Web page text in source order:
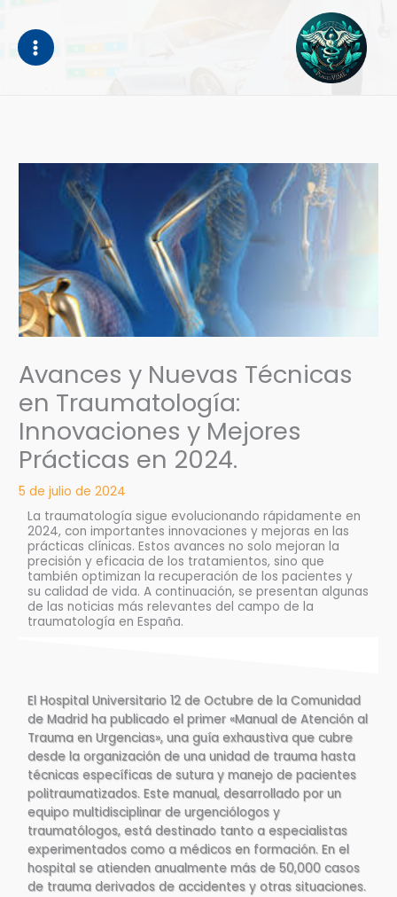
contenido
Avances y Nuevas Técnicas
en Traumatología:
Innovaciones y Mejores
Prácticas en 2024.
5 de julio de 2024
La traumatología sigue evolucionando rápidamente en
2024, con importantes innovaciones y mejoras en las
prácticas clínicas. Estos avances no solo mejoran la
precisión y eficacia de los tratamientos, sino que
también optimizan la recuperación de los pacientes y
su calidad de vida. A continuación, se presentan algunas
de las noticias más relevantes del campo de la
traumatología en España.
El Hospital Universitario 12 de Octubre de la Comunidad
de Madrid ha publicado el primer «Manual de Atención al
Trauma en Urgencias», una guía exhaustiva que cubre
desde la organización de una unidad de trauma hasta
técnicas específicas de sutura y manejo de pacientes
politraumatizados. Este manual, desarrollado por un
equipo multidisciplinar de urgenciólogos y
traumatólogos, está destinado tanto a especialistas
experimentados como a médicos en formación. En el
hospital se atienden anualmente más de 50,000 casos
de trauma derivados de accidentes y otras situaciones​.